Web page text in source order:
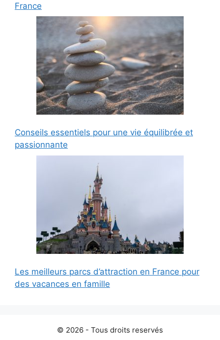
France
Conseils essentiels pour une vie équilibrée et
passionnante
Les meilleurs parcs d’attraction en France pour
des vacances en famille
© 2026 - Tous droits reservés